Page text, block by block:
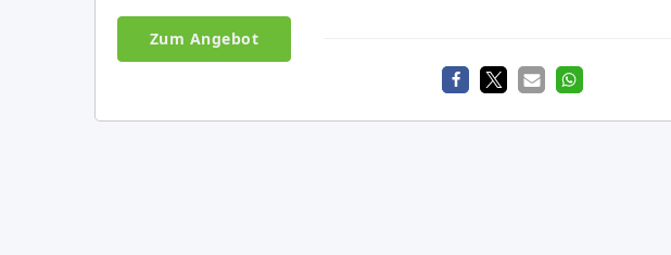
Zum Angebot